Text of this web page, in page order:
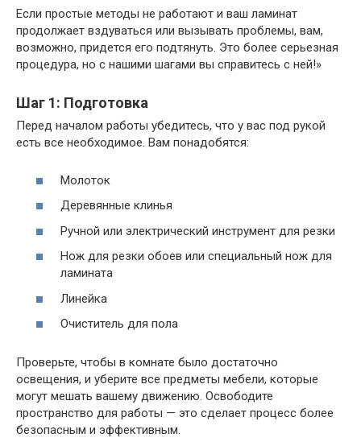
Если простые методы не работают и ваш ламинат
продолжает вздуваться или вызывать проблемы, вам,
возможно, придется его подтянуть. Это более серьезная
процедура, но с нашими шагами вы справитесь с ней!»
Шаг 1: Подготовка
Перед началом работы убедитесь, что у вас под рукой
есть все необходимое. Вам понадобятся:
Молоток
Деревянные клинья
Ручной или электрический инструмент для резки
Нож для резки обоев или специальный нож для
ламината
Линейка
Очиститель для пола
Проверьте, чтобы в комнате было достаточно
освещения, и уберите все предметы мебели, которые
могут мешать вашему движению. Освободите
пространство для работы — это сделает процесс более
безопасным и эффективным.